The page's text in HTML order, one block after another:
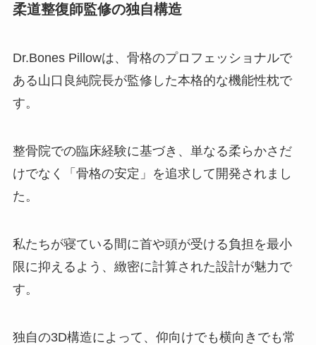
柔道整復師監修の独自構造
Dr.Bones Pillowは、骨格のプロフェッショナルで
ある山口良純院長が監修した本格的な機能性枕で
す。
整骨院での臨床経験に基づき、単なる柔らかさだ
けでなく「骨格の安定」を追求して開発されまし
た。
私たちが寝ている間に首や頭が受ける負担を最小
限に抑えるよう、緻密に計算された設計が魅力で
す。
独自の3D構造によって、仰向けでも横向きでも常